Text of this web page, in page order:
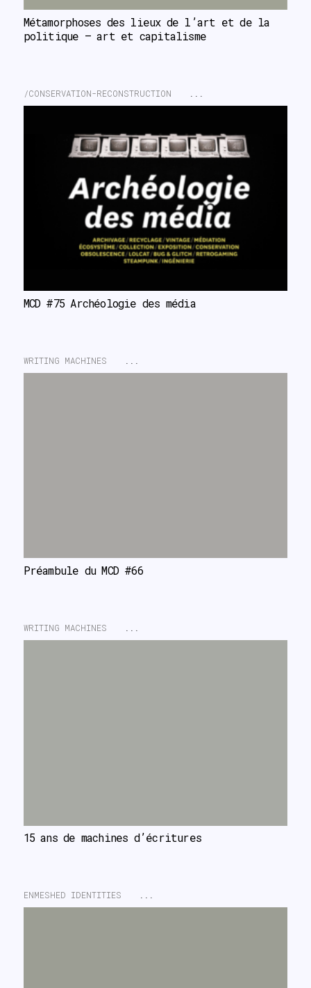
Métamorphoses des lieux de l’art et de la
politique – art et capitalisme
/CONSERVATION-RECONSTRUCTION
MCD #75 Archéologie des média
WRITING MACHINES
Préambule du MCD #66
WRITING MACHINES
15 ans de machines d’écritures
ENMESHED IDENTITIES ...